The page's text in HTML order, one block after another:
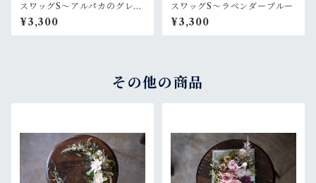
スワッグS〜アルパカのグレー
なセーター
¥3,300
スワッグS〜ラベンダーブルー
¥3,300
その他の商品